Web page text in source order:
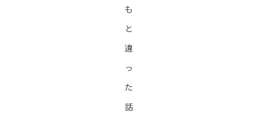
も
と
違
っ
た
話